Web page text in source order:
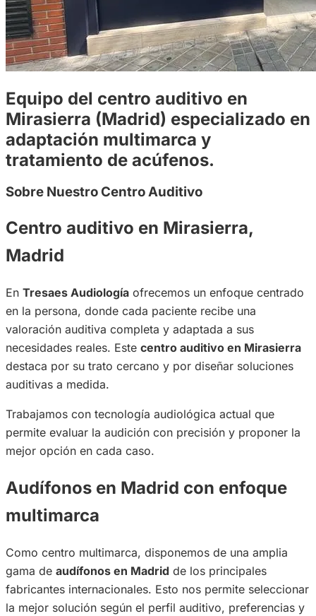
Equipo del centro auditivo en
Mirasierra (Madrid) especializado en
adaptación multimarca y
tratamiento de acúfenos.
Sobre Nuestro Centro Auditivo
Centro auditivo en Mirasierra,
Madrid
En Tresaes Audiología ofrecemos un enfoque centrado
en la persona, donde cada paciente recibe una
valoración auditiva completa y adaptada a sus
necesidades reales. Este centro auditivo en Mirasierra
destaca por su trato cercano y por diseñar soluciones
auditivas a medida.
Trabajamos con tecnología audiológica actual que
permite evaluar la audición con precisión y proponer la
mejor opción en cada caso.
Audífonos en Madrid con enfoque
multimarca
Como centro multimarca, disponemos de una amplia
gama de audífonos en Madrid de los principales
fabricantes internacionales. Esto nos permite seleccionar
la mejor solución según el perfil auditivo, preferencias y